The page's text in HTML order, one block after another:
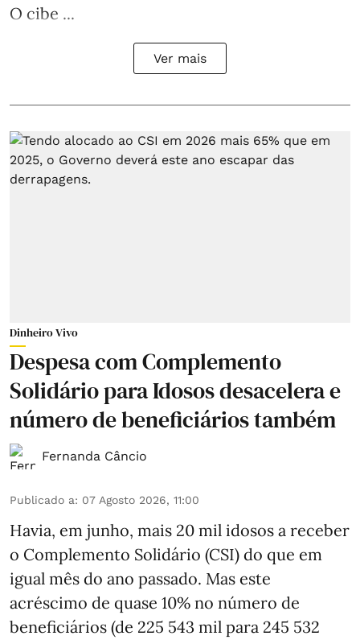
O cibe ...
Ver mais
Dinheiro Vivo
Despesa com Complemento
Solidário para Idosos desacelera e
número de beneficiários também
Fernanda Câncio
Publicado a: 07 Agosto 2026, 11:00
Havia, em junho, mais 20 mil idosos a receber
o Complemento Solidário (CSI) do que em
igual mês do ano passado. Mas este
acréscimo de quase 10% no número de
beneficiários (de 225 543 mil para 245 532